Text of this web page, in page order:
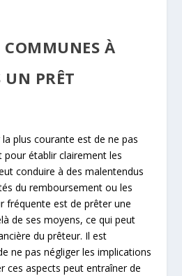
COMMUNES À
UN PRÊT
la plus courante est de ne pas
établir clairement les
conduire à des malentendus
du remboursement ou les
fréquente est de prêter une
de ses moyens, ce qui peut
du prêteur. Il est
ne pas négliger les implications
ces aspects peut entraîner de